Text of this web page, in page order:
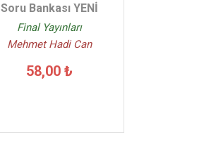
Soru Bankası YENİ
Final Yayınları
Mehmet Hadi Can
58,00 ₺